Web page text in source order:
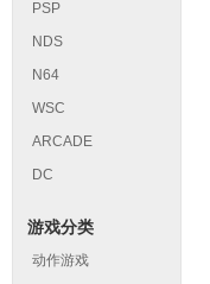
PSP
NDS
N64
WSC
ARCADE
DC
游戏分类
动作游戏